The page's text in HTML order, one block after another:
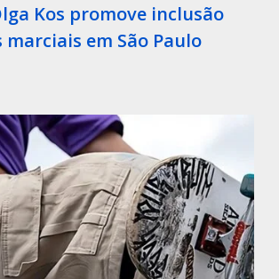
Kos promove inclusão
marciais em São Paulo